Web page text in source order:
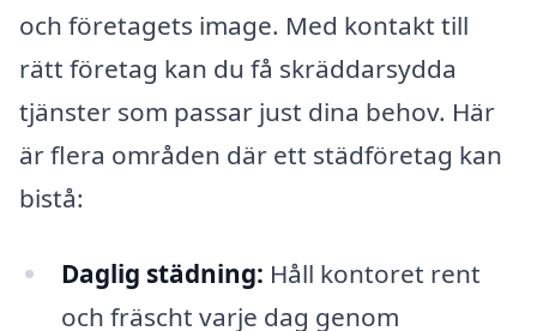
och företagets image. Med kontakt till
rätt företag kan du få skräddarsydda
tjänster som passar just dina behov. Här
är flera områden där ett städföretag kan
bistå:
Daglig städning: Håll kontoret rent
och fräscht varje dag genom